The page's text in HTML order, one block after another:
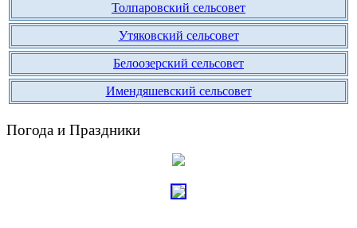
Толпаровский сельсовет
Утяковский сельсовет
Белоозерский сельсовет
Имендяшевский сельсовет
Погода и Праздники